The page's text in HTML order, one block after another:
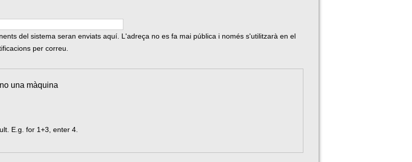
del sistema seran enviats aquí. L'adreça no es fa mai pública i només s'utilitzarà en el
per correu.
una màquina
E.g. for 1+3, enter 4.